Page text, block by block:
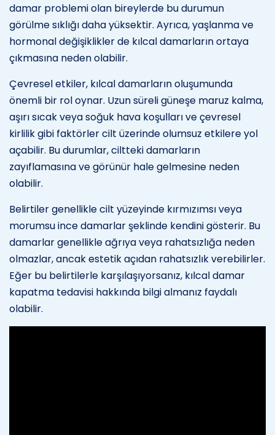
damar problemi olan bireylerde bu durumun
görülme sıklığı daha yüksektir. Ayrıca, yaşlanma ve
hormonal değişiklikler de kılcal damarların ortaya
çıkmasına neden olabilir.
Çevresel etkiler, kılcal damarların oluşumunda
önemli bir rol oynar. Uzun süreli güneşe maruz kalma,
aşırı sıcak veya soğuk hava koşulları ve çevresel
kirlilik gibi faktörler cilt üzerinde olumsuz etkilere yol
açabilir. Bu durumlar, ciltteki damarların
zayıflamasına ve görünür hale gelmesine neden
olabilir.
Belirtiler genellikle cilt yüzeyinde kırmızımsı veya
morumsu ince damarlar şeklinde kendini gösterir. Bu
damarlar genellikle ağrıya veya rahatsızlığa neden
olmazlar, ancak estetik açıdan rahatsızlık verebilirler.
Eğer bu belirtilerle karşılaşıyorsanız, kılcal damar
kapatma tedavisi hakkında bilgi almanız faydalı
olabilir.